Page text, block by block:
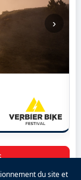
›
du site et